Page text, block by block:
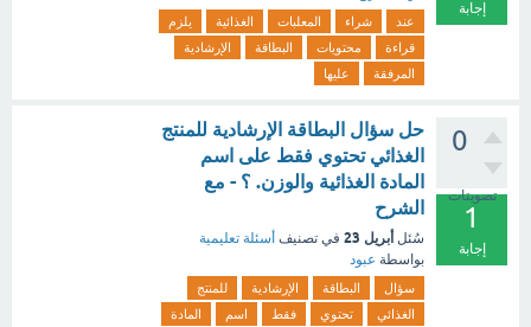
إجابة
عند شراء المعلبات الغذائية
يلزم
قراءة
محتويات البطاقة
الإرشادية
المرفقة
عليها
0
تصويتات
1
إجابة
حل سؤال البطاقة الإرشادية للمنتج
الغذائي تحتوي فقط على اسم
المادة الغذائية والوزن. ؟ - مع
الشرح
سُئل أبريل 23 في تصنيف أسئلة تعليمية
بواسطة عبود
سؤال البطاقة الإرشادية
للمنتج
الغذائي
تحتوي فقط اسم
المادة